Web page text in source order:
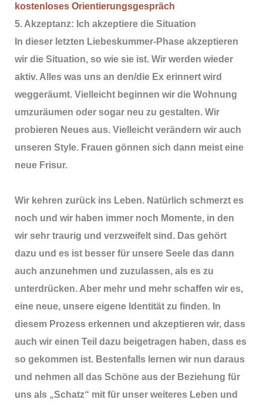
kostenloses Orientierungsgespräch
5. Akzeptanz: Ich akzeptiere die Situation
In dieser letzten Liebeskummer-Phase akzeptieren
wir die Situation, so wie sie ist. Wir werden wieder
aktiv. Alles was uns an den/die Ex erinnert wird
weggeräumt. Vielleicht beginnen wir die Wohnung
umzuräumen oder sogar neu zu gestalten. Wir
probieren Neues aus. Vielleicht verändern wir auch
unseren Style. Frauen gönnen sich dann meist eine
neue Frisur.
Wir kehren zurück ins Leben. Natürlich schmerzt es
noch und wir haben immer noch Momente, in den
wir sehr traurig und verzweifelt sind. Das gehört
dazu und es ist besser für unsere Seele das dann
auch anzunehmen und zuzulassen, als es zu
unterdrücken. Aber mehr und mehr schaffen wir es,
eine neue, unsere eigene Identität zu finden. In
diesem Prozess erkennen und akzeptieren wir, dass
auch wir einen Teil dazu beigetragen haben, dass es
so gekommen ist. Bestenfalls lernen wir nun daraus
und nehmen all das Schöne aus der Beziehung für
uns als „Schatz“ mit für unser weiteres Leben und